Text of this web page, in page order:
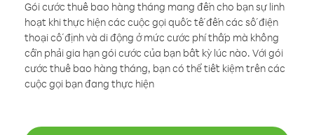
Gói cước thuê bao hàng tháng mang đến cho bạn sự linh
hoạt khi thực hiện các cuộc gọi quốc tế đến các số điện
thoại cố định và di động ở mức cước phí thấp mà không
cần phải gia hạn gói cước của bạn bất kỳ lúc nào. Với gói
cước thuê bao hàng tháng, bạn có thể tiết kiệm trên các
cuộc gọi bạn đang thực hiện